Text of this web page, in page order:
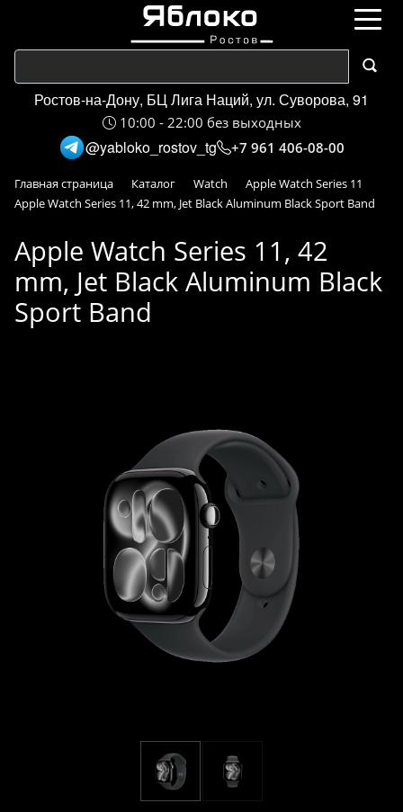
Ростов-на-Дону, БЦ Лига Наций, ул. Суворова, 91
10:00 - 22:00 без выходных
@yabloko_rostov_tg +7 961 406-08-00
Главная страница Каталог Watch
Apple Watch Series 11
Apple Watch Series 11, 42 mm, Jet Black Aluminum Black Sport Band
Apple Watch Series 11, 42
mm, Jet Black Aluminum Black
Sport Band